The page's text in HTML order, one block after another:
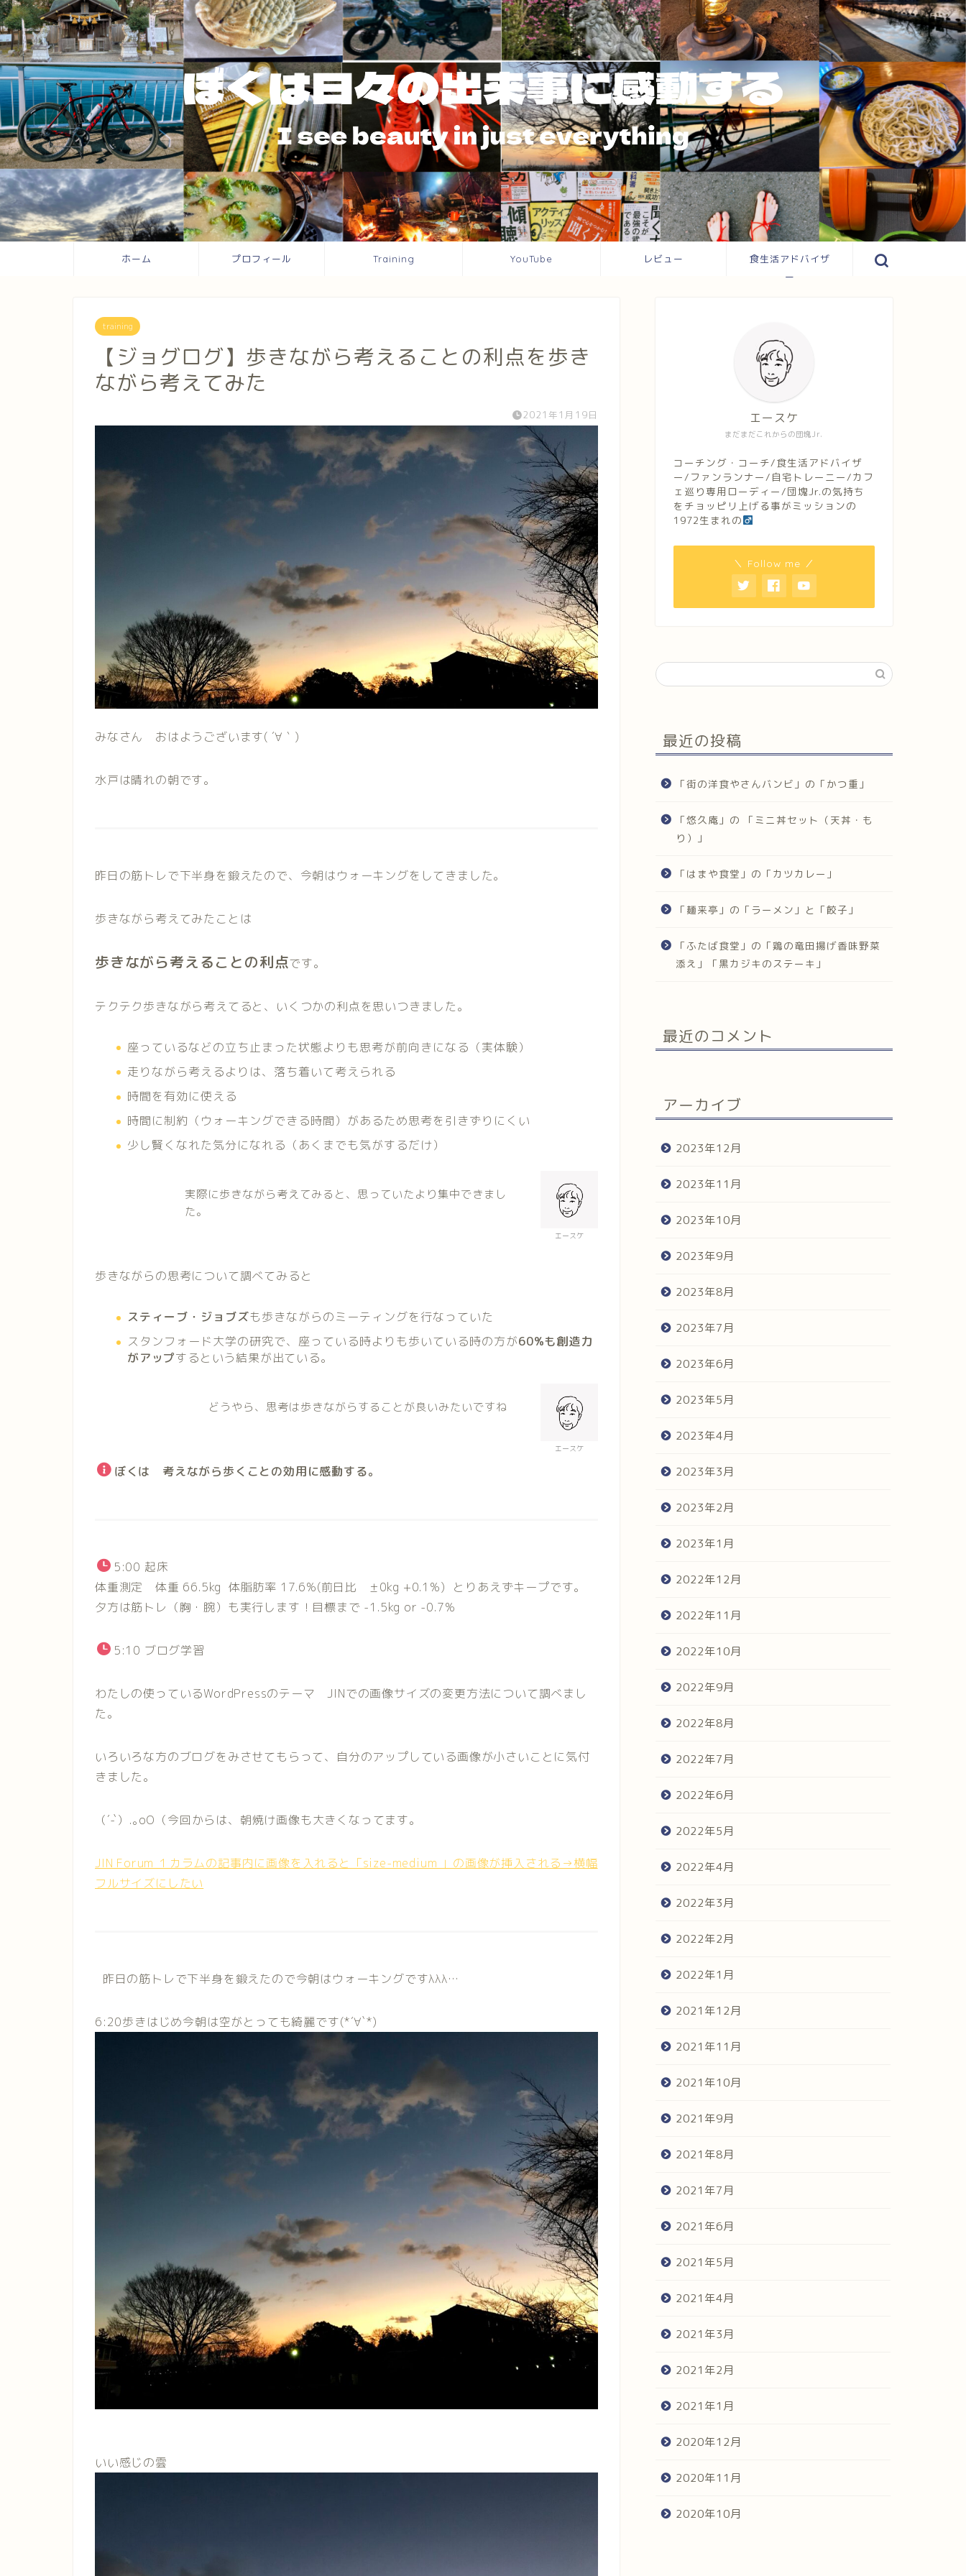
ホーム プロフィール Training YouTube レビュー
食生活アドバイザ
ー
training
【ジョグログ】歩きながら考えることの利点を歩き
ながら考えてみた
2021年1月19日
みなさん おはようございます( ´∀｀)
水戸は晴れの朝です。
昨日の筋トレで下半身を鍛えたので、今朝はウォーキングをしてきました。
歩きながら考えてみたことは
歩きながら考えることの利点です。
テクテク歩きながら考えてると、いくつかの利点を思いつきました。
座っているなどの立ち止まった状態よりも思考が前向きになる（実体験）
走りながら考えるよりは、落ち着いて考えられる
時間を有効に使える
時間に制約（ウォーキングできる時間）があるため思考を引きずりにくい
少し賢くなれた気分になれる（あくまでも気がするだけ）
エースケ
実際に歩きながら考えてみると、思っていたより集中できまし
た。
歩きながらの思考について調べてみると
スティーブ・ジョブズも歩きながらのミーティングを行なっていた
スタンフォード大学の研究で、座っている時よりも歩いている時の方が60%も創造力
がアップするという結果が出ている。
エースケ
どうやら、思考は歩きながらすることが良いみたいですね
ぼくは 考えながら歩くことの効用に感動する。
5:00 起床
体重測定 体重 66.5kg 体脂肪率 17.6%(前日比 ±0kg +0.1%) とりあえずキープです。
夕方は筋トレ（胸・腕）も実行します！目標まで -1.5kg or -0.7%
5:10 ブログ学習
わたしの使っているWordPressのテーマ JINでの画像サイズの変更方法について調べまし
た。
いろいろな方のブログをみさせてもらって、自分のアップしている画像が小さいことに気付
きました。
（´-`）.｡oO（今回からは、朝焼け画像も大きくなってます。
JIN Forum １カラムの記事内に画像を入れると「size-medium 」の画像が挿入される→横幅
フルサイズにしたい
昨日の筋トレで下半身を鍛えたので今朝はウォーキングですλλλ…
6:20歩きはじめ今朝は空がとっても綺麗です(*´∀`*)
いい感じの雲
まだまだこれからの団塊Jr.
エースケ
コーチング・コーチ/食生活アドバイザ
ー/ファンランナー/自宅トレーニー/カフ
ェ巡り専用ローディー/団塊Jr.の気持ち
をチョッピリ上げる事がミッションの
1972生まれの
＼ Follow me ／
最近の投稿
「街の洋食やさんバンビ」の「かつ重」
「悠久庵」の 「ミニ丼セット（天丼・も
り）」
「はまや食堂」の「カツカレー」
「麺来亭」の「ラーメン」と「餃子」
「ふたば食堂」の「鶏の竜田揚げ香味野菜
添え」「黒カジキのステーキ」
最近のコメント
アーカイブ
2023年12月
2023年11月
2023年10月
2023年9月
2023年8月
2023年7月
2023年6月
2023年5月
2023年4月
2023年3月
2023年2月
2023年1月
2022年12月
2022年11月
2022年10月
2022年9月
2022年8月
2022年7月
2022年6月
2022年5月
2022年4月
2022年3月
2022年2月
2022年1月
2021年12月
2021年11月
2021年10月
2021年9月
2021年8月
2021年7月
2021年6月
2021年5月
2021年4月
2021年3月
2021年2月
2021年1月
2020年12月
2020年11月
2020年10月